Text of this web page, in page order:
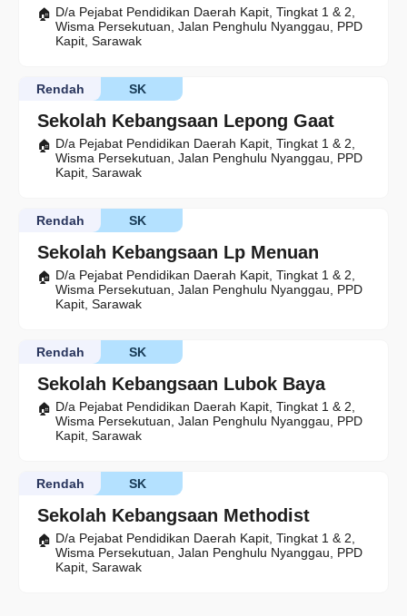
D/a Pejabat Pendidikan Daerah Kapit, Tingkat 1 & 2,
Wisma Persekutuan, Jalan Penghulu Nyanggau, PPD
Kapit, Sarawak
Sekolah Kebangsaan Lepong Gaat
SK
Rendah
D/a Pejabat Pendidikan Daerah Kapit, Tingkat 1 & 2,
Wisma Persekutuan, Jalan Penghulu Nyanggau, PPD
Kapit, Sarawak
Sekolah Kebangsaan Lp Menuan
SK
Rendah
D/a Pejabat Pendidikan Daerah Kapit, Tingkat 1 & 2,
Wisma Persekutuan, Jalan Penghulu Nyanggau, PPD
Kapit, Sarawak
Sekolah Kebangsaan Lubok Baya
SK
Rendah
D/a Pejabat Pendidikan Daerah Kapit, Tingkat 1 & 2,
Wisma Persekutuan, Jalan Penghulu Nyanggau, PPD
Kapit, Sarawak
Sekolah Kebangsaan Methodist
SK
Rendah
D/a Pejabat Pendidikan Daerah Kapit, Tingkat 1 & 2,
Wisma Persekutuan, Jalan Penghulu Nyanggau, PPD
Kapit, Sarawak